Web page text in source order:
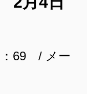
：69 / メー